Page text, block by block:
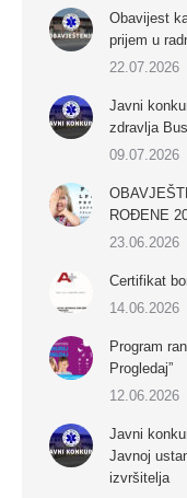
Obavijest
prijem u
22.07.2026
Javni
zdravlja
09.07.2026
ROĐENE
23.06.2026
Certifikat
14.06.2026
Program
Progledaj”
12.06.2026
Javni
Javnoj
izvršitelja